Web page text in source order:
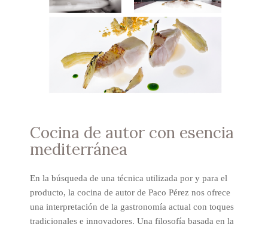
Cocina de autor con esencia
mediterránea
En la búsqueda de una técnica utilizada por y para el
producto, la cocina de autor de Paco Pérez nos ofrece
una interpretación de la gastronomía actual con toques
tradicionales e innovadores. Una filosofía basada en la